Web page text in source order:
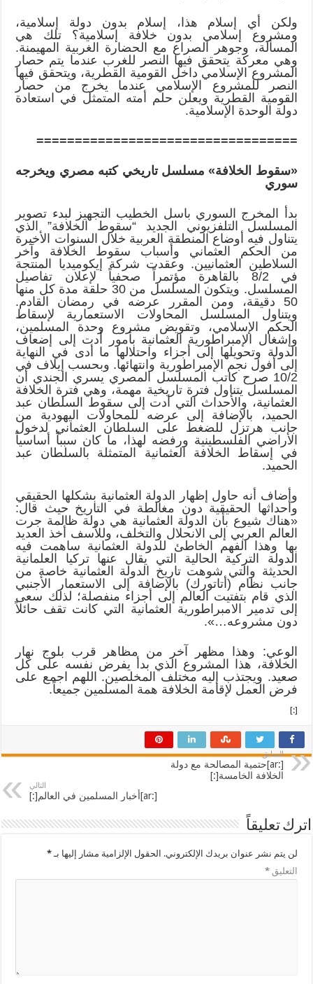
ولكن أي إسلام هذا، إسلام بدون دولة إسلامية،
ومشروع إسلامي بدون خلافة إسلامية؟ تلك هي
المسألة، وجوهر الصراع مع الحضارة الغربية المهيمنة.
وهي معركة يتحقق فيها النصر للغرب عندما يتم حصار
المشروع الإسلامي داخل القومية القطرية، ويتحقق فيها
النصر للمشروع الإسلامي عندما يخرج من حصار
القومية القطرية ويعلن حلم أمته المتمثل في استعادة
دولة الوحدة الإسلامية.
==================================
«سقوط الخلافة» مسلسل تاريخي كتبه مصري ويخرجه
سوري
بدأ المخرج السوري باسل الخطيب التجهيز لبدء تصوير
المسلسل التلفزيوني الجديد “سقوط الخلافة” الذي
يتناول فيه أوضاع المنطقة العربية خلال السنوات الأخيرة
من الحكم العثماني وأسباب سقوط الخلافة وآخر
السلاطين العثمانيين. وعقدت شركة إيكوميديا المنتجة
في 8/2 بالقاهرة مؤتمراً صحفياً لإعلان تفاصيل
المسلسل. ويتكون المسلسل من 30 حلقة مدة كل منها
50 دقيقة، ومن المقرر عرضه في رمضان القادم.
ويتناول المسلسل المحاولات الاستعمارية لإسقاط
الحكم الإسلامي، وتقويض مشروع وحدة المسلمين،
وإشغال الإمبراطورية العثمانية بأمور أدت إلى إضعاف
الدولة وتحويلها إلى أجزاء واحتلالها ما أدى في النهاية
إلى أفول نجم الإمبراطورية وانتهائها. وبحسب إيلاف في
10/2 صرح كاتب المسلسل المصري يسري الجندي أن
المسلسل يتناول فترة تاريخية مهمة، وهي فترة الخلافة
العثمانية، والأحداث التي أدت إلى سقوط السلطان عبد
الحميد، بالإضافة إلى عرضه للمحاولات اليهودية من
جانب هرتزل للضغط على السلطان العثماني لدخول
الأراضي الفلسطينية ورفضه لهذا، ما كان سبباً أساسياً
في إسقاط الخلافة العثمانية المتمثلة بالسلطان عبد
الحميد.
وأضاف أنه حاول إظهار الدولة العثمانية بشكلها الحقيقي
وأحداثها الحقيقية دون مغالطة في التاريخ حيث قال:
«هناك شيوع بأن الدولة العثمانية هي دولة ظالمة جرت
العالم العربي إلى الانحلال والتخلف، وللأسف أخذ العديد
بها وهذا الفهم الخاطئ للدولة العثمانية ساهمت فيه
الدولة التركية الحالية التي يقال عنها تركيا العلمانية
الحديثة والتي شوهت تاريخ الدولة العثمانية خاصة من
جانب نظام (أتاتورك) بالإضافة إلى الاستعمار الأجنبي
الذي قام بتفتيت العالم إلى أجزاء منفصلة؛ لذلك سعى
إلى تدمير الامبراطورية العثمانية التي كانت تقف حائلاً
دون مشروعه…».
الوعي: وهذا مظهر آخر من مظاهر قرب بلوج نهار
الخلافة، هذا المشروع الذي بدأ يفرض نفسه على كل
صعيد. ويجتذب إليه مختلف المخلصين. اللهم اجمع على
فرض العمل لإقامة الخلافة همة المسلمين جميعاً.
[:]
السابق
[:ar]حتمية المصالحة مع دولة
الخلافة الخامسة[:]
التالي
[:ar]أخبار المسلمين في العالم[:]
اترك تعليقاً
لن يتم نشر عنوان بريدك الإلكتروني. الحقول الإلزامية مشار إليها بـ*
التعليق*